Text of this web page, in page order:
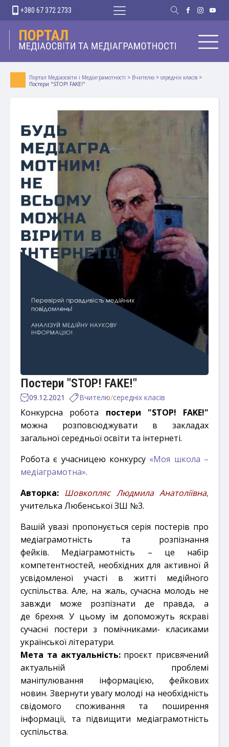
+380 67 372 2733
Портал Медіаосвіти і Медіаграмотності > Вчителю > середніх класів >
Постери "STOP! FAKE!"
Постери "STOP! FAKE!"
09.12.2021 Вчителю/середніх класів
Конкурсна робота постери "STOP! FAKE!"
можна розповсюджувати в закладах
загальної середньої освіти та інтернеті.
Робота є учасницею конкурсу «Моя школа –
медіаграмотна».
Авторка: Шовкопляс Людмила Анатоліївна,
учителька Любенської ЗШ №3.
Вашій увазі пропонується серія постерів про
медіаграмотність та розпізнання
фейків.
Медіаграмотність – це набір
компетентностей, необхідних для активної й
усвідомленої участі в житті
медійного
суспільства. Але, на жаль, сучасна молодь не
завжди може розпізнати де правда, а
де брехня. У цьому їм допоможуть яскраві
сучасні постери з помічниками- класиками
українськоїлітератури.
Мета та актуальність:проєкт присвячений
актуальній проблемі
маніпулювання
інформацією, фейкових
новин. Звернути увагу молоді на необхідність
свідомого споживання та
поширення
інформації, та підвищити медіаграмотність
суспільства.